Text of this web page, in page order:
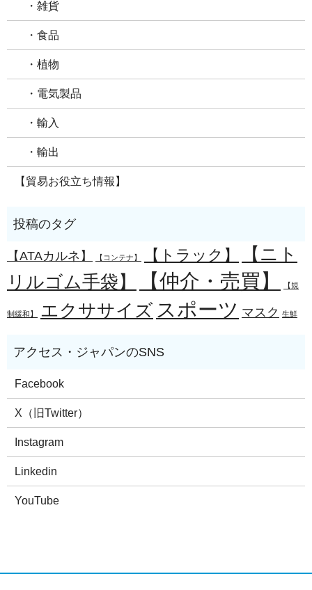
・雑貨
・食品
・植物
・電気製品
・輸入
・輸出
【貿易お役立ち情報】
【ATAカルネ】 【コンテナ】 【トラック】
【ニト
リルゴム手袋】
【仲介・売買】 【規
制緩和】 エクササイズ スポーツ マスク 生鮮
Facebook
X（旧Twitter）
Instagram
Linkedin
YouTube